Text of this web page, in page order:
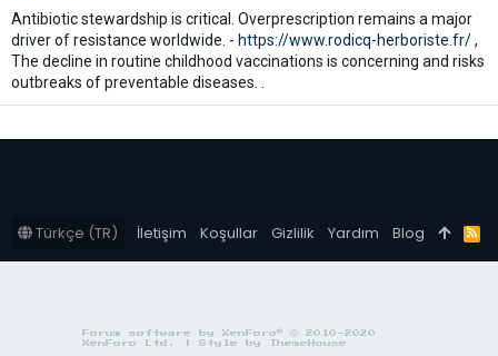
Antibiotic stewardship is critical. Overprescription remains a major
driver of resistance worldwide. - https://www.rodicq-herboriste.fr/,
The decline in routine childhood vaccinations is concerning and risks
outbreaks of preventable diseases. .
Türkçe (TR) İletişim Koşullar Gizlilik Yardım Blog
R
S
S
Forum software by XenForo ®
© 2010-2020
XenForo Ltd.
Style by ThemeHouse